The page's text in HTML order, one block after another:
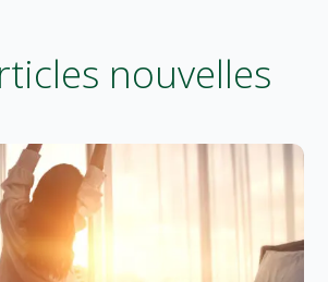
nouvelles